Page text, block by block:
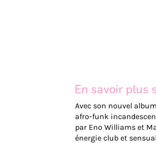
En savoir plus
Avec son nouvel
afro-funk
par Eno Williams et
énergie club et